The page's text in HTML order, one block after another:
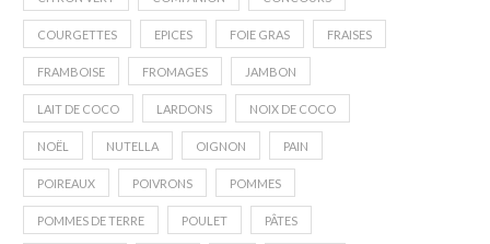
COURGETTES EPICES FOIE GRAS FRAISES
FRAMBOISE FROMAGES JAMBON
LAIT DE COCO LARDONS NOIX DE COCO
NOËL NUTELLA OIGNON PAIN
POIREAUX POIVRONS POMMES
POMMES DE TERRE POULET PÂTES